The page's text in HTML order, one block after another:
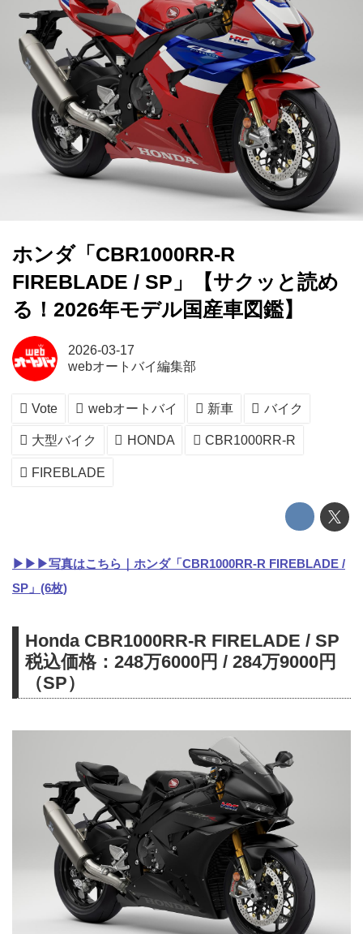
ホンダ「CBR1000RR‐R
FIREBLADE / SP」【サクッと読め
る！2026年モデル国産車図鑑】
2026-03-17
webオートバイ編集部
Vote webオートバイ 新車 バイク
大型バイク HONDA CBR1000RR-R
FIREBLADE
▶▶▶写真はこちら｜ホンダ「CBR1000RR-R FIREBLADE /
SP」(6枚)
Honda CBR1000RR-R FIRELADE / SP
税込価格：248万6000円 / 284万9000円
（SP）